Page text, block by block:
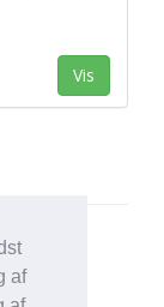
af
Vis